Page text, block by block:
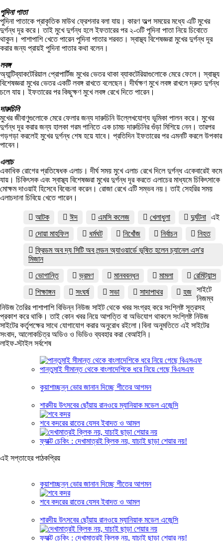
পুদিনা পাতা
পুদিনা পাতাকে প্রাকৃতিক মাউথ ফ্রেশনার বলা যায়। কারণ অল্প সময়ের মধ্যে এটি মুখের
দুর্গন্ধ দূর করে। তাই মুখে দুর্গন্ধ হলে ইফতারের পর ২-৩টি পুদিনা পাতা নিয়ে চিবোতে
থাকুন। পাশাপাশি খেতে পারেন পুদিনা পাতার শরবত। স্বাস্থ্য বিশেষজ্ঞরা মুখের দুর্গন্ধ দূর
করার জন্য প্রায়ই পুদিনা পাতার কথা বলেন।
লবঙ্গ
অ্যান্টিব্যাকটেরিয়াল প্রোপার্টিজ মুখের ভেতর থাকা ব্যাকটেরিয়াগুলোকে মেরে ফেলে। স্বাস্থ্য
বিশেষজ্ঞরা মুখের ভেতর একটি লবঙ্গ রাখতে বলেছেন। দীর্ঘক্ষণ মুখে লবঙ্গ রাখলে দ্রুত দুর্গন্ধ
চলে যায়। ইফতারের পর কিছুক্ষণ মুখে লবঙ্গ রেখে দিতে পারেন।
দারুচিনি
মুখের জীবাণুগুলোকে মেরে ফেলার জন্য দারুচিনি উল্লেখযোগ্য ভূমিকা পালন করে। মুখের
দুর্গন্ধ দূর করার জন্য হালকা গরম পানিতে এক চামচ দারুচিনির গুঁড়া মিশিয়ে নেন। তারপর
গড়গড়া করলেই মুখের দুর্গন্ধ শেষ হয়ে যাবে। প্রতিদিন ইফতারের পর এমনটি করলে উপকার
পাবেন।
এলাচ
একাধিক রোগের প্রতিষেধক এলাচ। দীর্ঘ সময় মুখে এলাচ রেখে দিলে দুর্গন্ধ একেবারেই কমে
যায়। চিকিৎসক এবং স্বাস্থ্য বিশেষজ্ঞরা মুখের দুর্গন্ধ দূর করতে এলাচের মাধ্যমে চিকিৎসাকে
মোক্ষম দাওয়াই হিসেবে বিবেচনা করেন। রোজা রেখে এটি সম্ভব নয়। তাই সেহরির সময়
এলাচদানা চিবিয়ে খেতে পারেন।
আটক ঈদ এমসি কলেজ খেলাধুলা
দুর্ঘটনা
দোয়া মাহফিল
ধর্মঘট নিখোঁজ নির্বাচন
নিহত
ফ্রিডম অব দ্য সিটি অব লন্ডন অ্যাওয়ার্ডে ভূষিত হলেন চ্যানেল এস'র
মিজান
ভোগান্তি
ভ্রমণ মানববন্ধন মামলা
রেমিট্যান্স
শিক্ষাঙ্গন
সংঘর্ষ সভা সাদাপাথর হজ
এই
সাইটে
নিজম্ব
নিউজ তৈরির পাশাপাশি বিভিন্ন নিউজ সাইট থেকে খবর সংগ্রহ করে সংশ্লিষ্ট সূত্রসহ
প্রকাশ করে থাকি। তাই কোন খবর নিয়ে আপত্তি বা অভিযোগ থাকলে সংশ্লিষ্ট নিউজ
সাইটের কর্তৃপক্ষের সাথে যোগাযোগ করার অনুরোধ রইলো।বিনা অনুমতিতে এই সাইটের
সংবাদ, আলোকচিত্র অডিও ও ভিডিও ব্যবহার করা বেআইনি।
লাইফ-স্টাইল সর্বশেষ
পান্তুমাই সীমান্ত থেকে বাংলাদেশিকে ধরে নিয়ে গেছে বিএসএফ
কুয়াশাচ্ছন্ন ভোর জানান দিচ্ছে শীতের আগমন
শারদীয় উৎসবের ছোঁয়ায় রানওয়ে ম্যানিয়াক মডেল এজেন্সি
শবে কদরের রাতের যেসব ইবাদত ও আমল
ফ্যাক্ট চেকিং : দেখামাত্রই ক্লিক নয়, যাচাই ছাড়া শেয়ার নয়!
এই সপ্তাহের পাঠকপ্রিয়
কুয়াশাচ্ছন্ন ভোর জানান দিচ্ছে শীতের আগমন
শবে কদরের রাতের যেসব ইবাদত ও আমল
শারদীয় উৎসবের ছোঁয়ায় রানওয়ে ম্যানিয়াক মডেল এজেন্সি
ফ্যাক্ট চেকিং : দেখামাত্রই ক্লিক নয়, যাচাই ছাড়া শেয়ার নয়!